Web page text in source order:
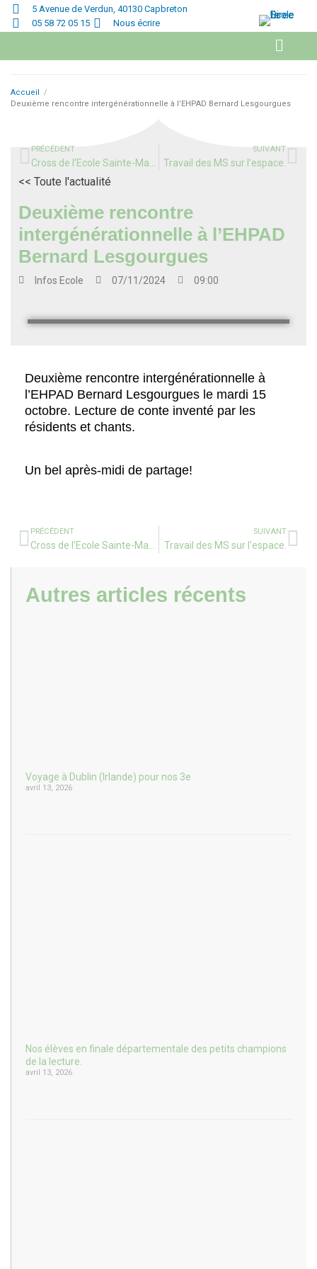
5 Avenue de Verdun, 40130 Capbreton
05 58 72 05 15
Nous écrire
Accueil /
Deuxième rencontre intergénérationnelle à l’EHPAD Bernard Lesgourgues
PRÉCÉDENT SUIVANT
Travail des MS sur l’espace.
<< Toute l'actualité
Deuxième rencontre
intergénérationnelle à l’EHPAD
Bernard Lesgourgues
Infos Ecole 07/11/2024 09:00
Deuxième rencontre intergénérationnelle à
l’EHPAD Bernard Lesgourgues le mardi 15
octobre. Lecture de conte inventé par les
résidents et chants.
Un bel après-midi de partage!
PRÉCÉDENT SUIVANT
Travail des MS sur l’espace.
Autres articles récents
Voyage à Dublin (Irlande) pour nos 3e
avril 13, 2026
Nos élèves en finale départementale des petits champions
de la lecture.
avril 13, 2026